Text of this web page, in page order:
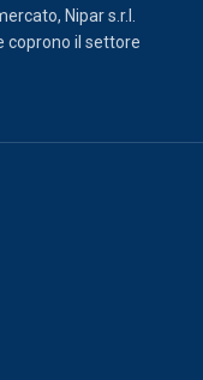
Nipar s.r.l.
coprono il settore